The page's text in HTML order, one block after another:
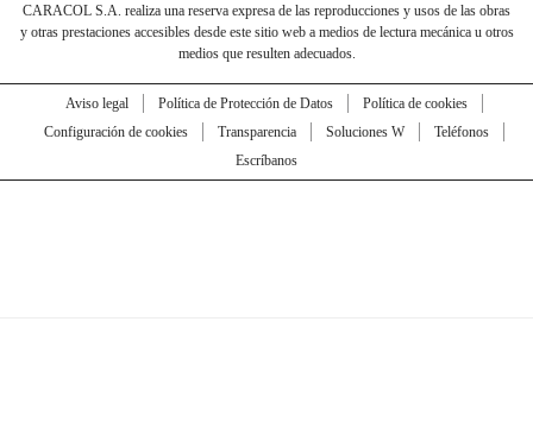
CARACOL S.A. realiza una reserva expresa de las reproducciones y usos de las obras
y otras prestaciones accesibles desde este sitio web a medios de lectura mecánica u otros
medios que resulten adecuados.
Aviso legal Política de Protección de Datos
Política de cookies
Configuración de cookies
Transparencia Soluciones W
Teléfonos
Escríbanos